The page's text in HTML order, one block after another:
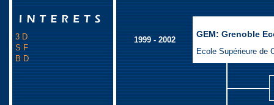
3 D
S F
B D
1999 - 2002
GEM: Grenoble
Ecole Supérieure de